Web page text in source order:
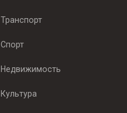
Транспорт
Спорт
Недвижимость
Культура